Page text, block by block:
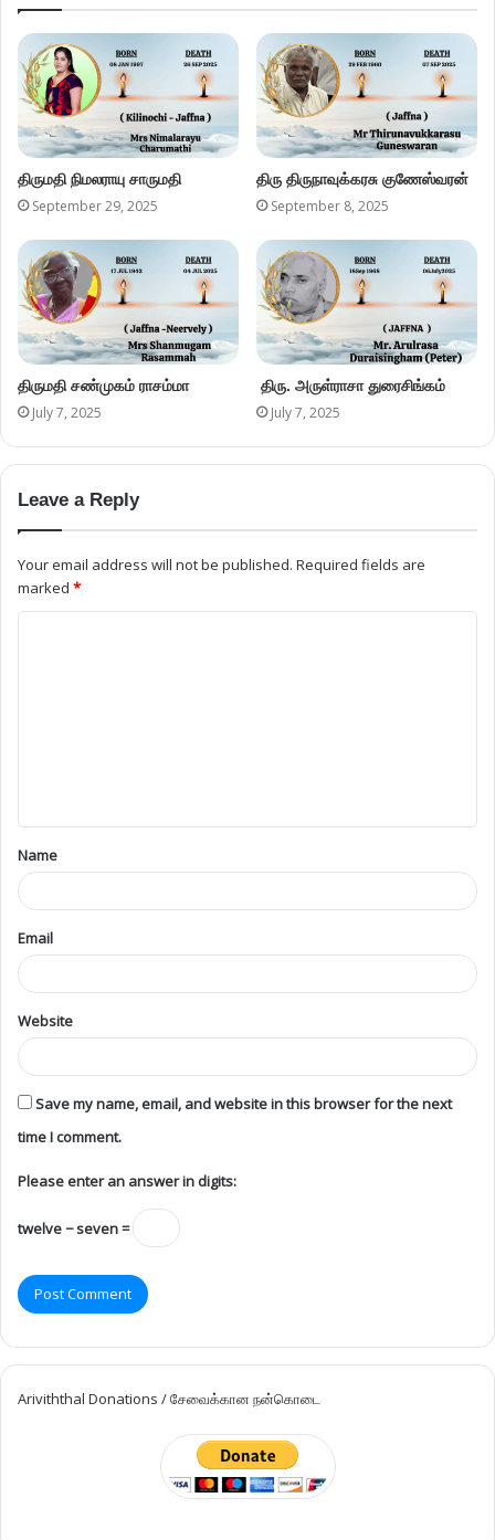
திருமதி நிமலராயு சாருமதி
September 29, 2025
திரு திருநாவுக்கரசு குணேஸ்வரன்
September 8, 2025
திருமதி சண்முகம் ராசம்மா
July 7, 2025
திரு. அருள்ராசா துரைசிங்கம்
July 7, 2025
Leave a Reply
Your email address will not be published. Required fields are
marked *
Name
Email
Website
Save my name, email, and website in this browser for the next
time I comment.
Please enter an answer in digits:
twelve − seven =
Ariviththal Donations / சேவைக்கான நன்கொடை